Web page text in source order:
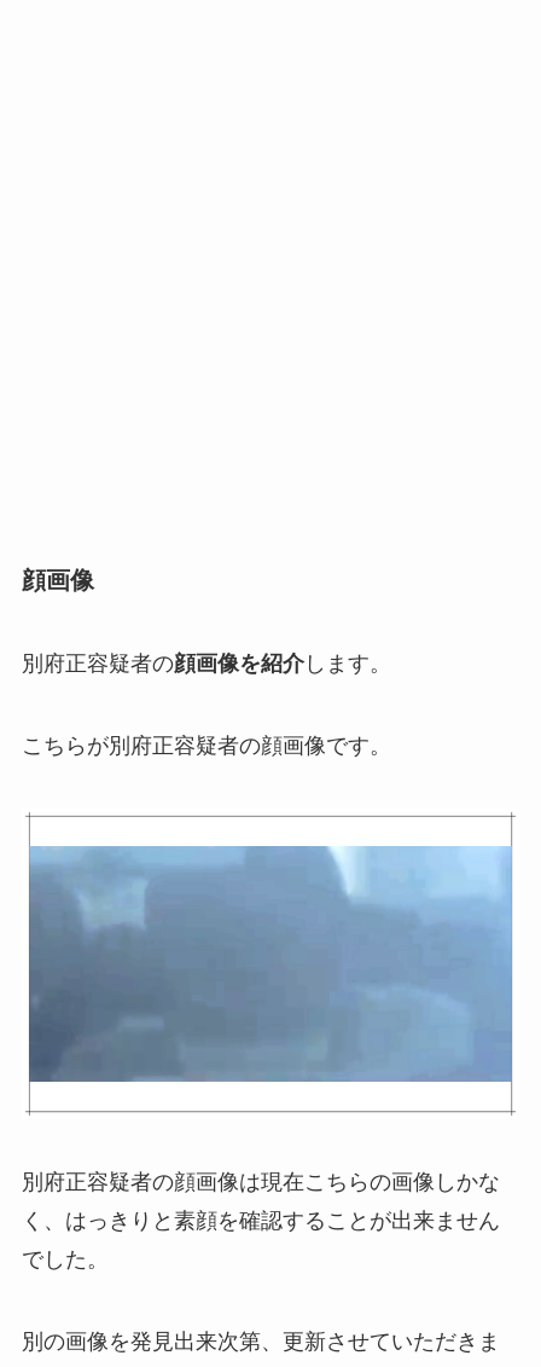
顔画像
別府正容疑者の顔画像を紹介します。
こちらが別府正容疑者の顔画像です。
別府正容疑者の顔画像は現在こちらの画像しかな
く、はっきりと素顔を確認することが出来ません
でした。
別の画像を発見出来次第、更新させていただきま